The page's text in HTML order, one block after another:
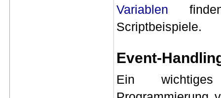
Variablen
Scriptbeispiele.
Event-
Ein